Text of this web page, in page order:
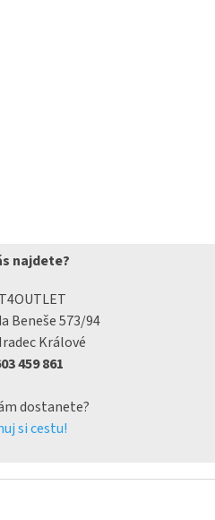
najdete?
Beneše 573/94
Králové
459 861
dostanete?
si cestu!